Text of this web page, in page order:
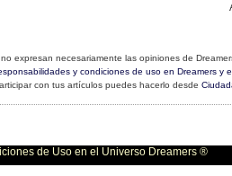
expresan necesariamente las opiniones de
y condiciones de uso en Dreamers y
con tus artículos puedes hacerlo desde
de Uso en el Universo Dreamers ®